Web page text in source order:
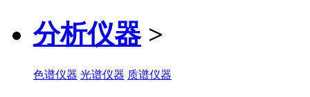
分析仪器 >
色谱仪器 光谱仪器 质谱仪器